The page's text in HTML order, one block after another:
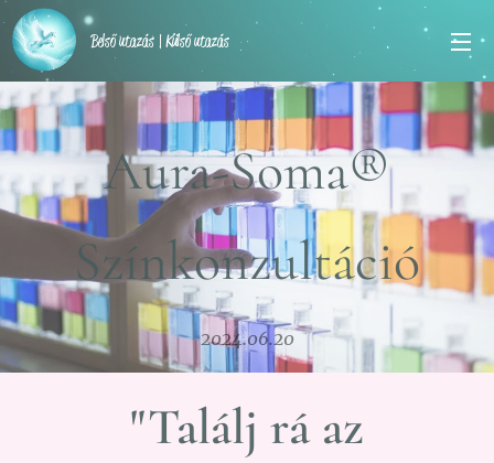
Belső utazás | Külső utazás
Aura-Soma®
Színkonzultáció
2024.06.20
"Találj rá az